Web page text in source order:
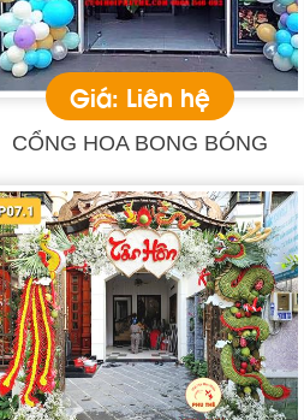
Giá: Liên hệ
CỔNG HOA BONG BÓNG